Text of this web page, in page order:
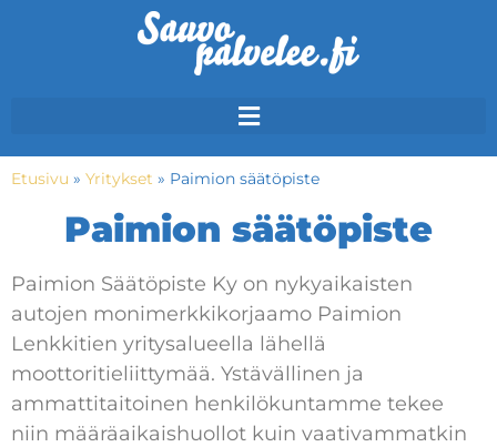
Etusivu » Yritykset » Paimion säätöpiste
Paimion säätöpiste
Paimion Säätöpiste Ky on nykyaikaisten
autojen monimerkkikorjaamo Paimion
Lenkkitien yritysalueella lähellä
moottoritieliittymää. Ystävällinen ja
ammattitaitoinen henkilökuntamme tekee
niin määräaikaishuollot kuin vaativammatkin